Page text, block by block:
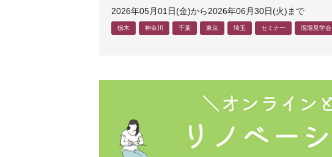
2026年05月01日(金)から2026年06月30日(火)まで
栃木 神奈川 千葉 東京 埼玉 セミナー 現場見学会